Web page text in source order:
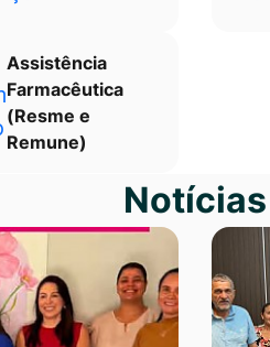
Assistência
Farmacêutica
(Resme e
Remune)
Notícias